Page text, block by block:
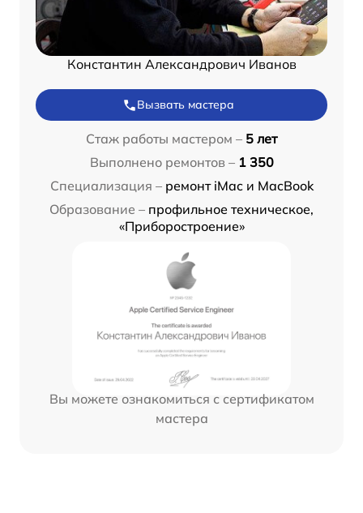
Константин Александрович Иванов
Вызвать мастера
Стаж работы мастером – 5 лет
Выполнено ремонтов – 1 350
Специализация – ремонт iMac и MacBook
Образование – профильное техническое,
«Приборостроение»
Вы можете ознакомиться с сертификатом
мастера